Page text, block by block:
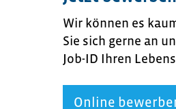
Wir können es
Sie sich gerne an
Job-ID Ihren
Online